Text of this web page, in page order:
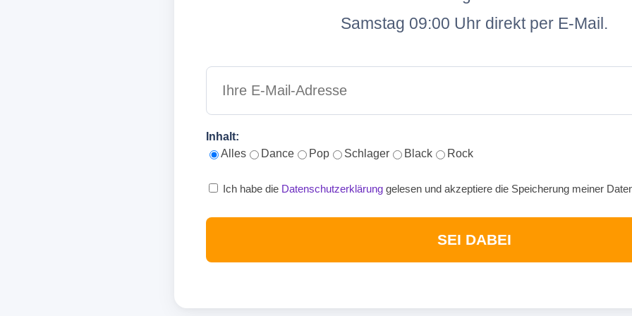
Samstag 09:00 Uhr direkt per E-Mail.
Inhalt:
Alles
Dance Pop Schlager Black Rock
Ich habe die Datenschutzerklärung gelesen und akzeptiere die Speicherung meiner
SEI DABEI